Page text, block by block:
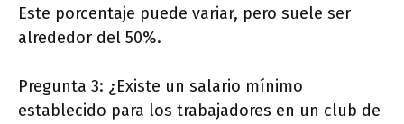
Este porcentaje puede variar, pero suele ser
alrededor del 50%.
Pregunta 3: ¿Existe un salario mínimo
establecido para los trabajadores en un club de